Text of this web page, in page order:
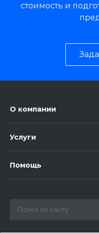
стоимость и
О компании
Услуги
Помощь